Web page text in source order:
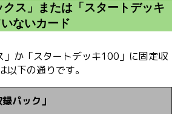
クス」または「スタートデッキ
ないカード
」か「スタートデッキ100」に固定収
下の通りです。
録パック」